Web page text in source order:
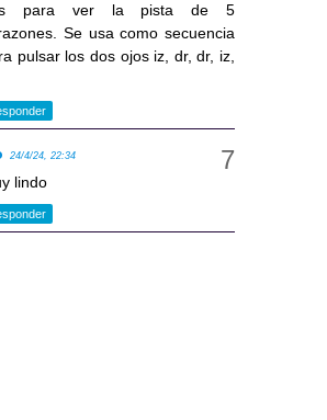
para ver la pista de 5
Se usa como secuencia
pulsar los dos ojos iz, dr, dr, iz,
24/4/24, 22:34
lindo